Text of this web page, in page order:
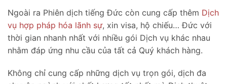
Ngoài ra Phiên dịch tiếng Đức còn cung cấp thêm Dịch
vụ hợp pháp hóa lãnh sự, xin visa, hộ chiếu… Đức với
thời gian nhanh nhất với nhiều gói Dịch vụ khác nhau
nhằm đáp ứng nhu cầu của tất cả Quý khách hàng.
Không chỉ cung cấp những dịch vụ trọn gói, dịch đa